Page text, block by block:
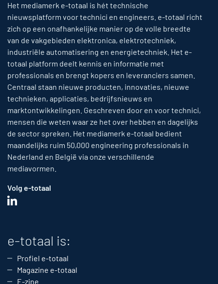
Het mediamerk e-totaal is hét technische
nieuwsplatform voor technici en engineers. e-totaal richt
zich op een onafhankelijke manier op de volle breedte
van de vakgebieden elektronica, elektrotechniek,
industriële automatisering en energietechniek. Het e-
totaal platform deelt kennis en informatie met
professionals en brengt kopers en leveranciers samen.
Centraal staan nieuwe producten, innovaties, nieuwe
technieken, applicaties, bedrijfsnieuws en
marktontwikkelingen. Geschreven door en voor technici,
mensen die weten waar ze het over hebben en dagelijks
de sector spreken. Het mediamerk e-totaal bedient
maandelijks ruim 50,000 engineering professionals in
Nederland en België via onze verschillende
mediavormen.
Volg e-totaal
e-totaal is:
Profiel e-totaal
Magazine e-totaal
E-zine